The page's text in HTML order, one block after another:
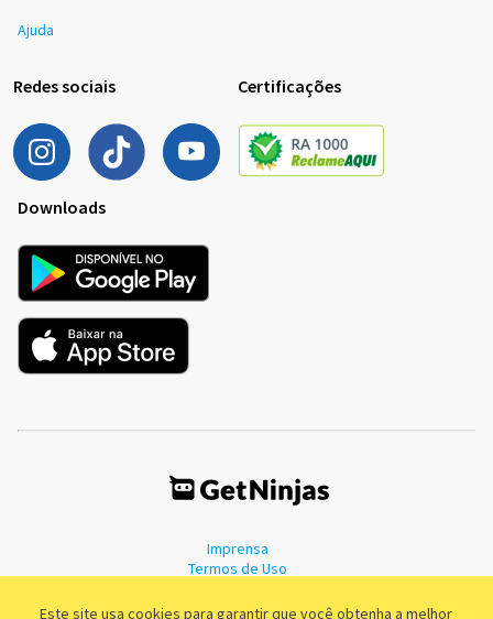
Este site usa cookies para garantir que você obtenha a melhor
Ajuda
Redes sociais Certificações
Downloads
Imprensa
Termos de Uso